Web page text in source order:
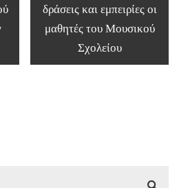
δράσεις και εμπειρίες οι
μαθητές του Μουσικού
Σχολείου